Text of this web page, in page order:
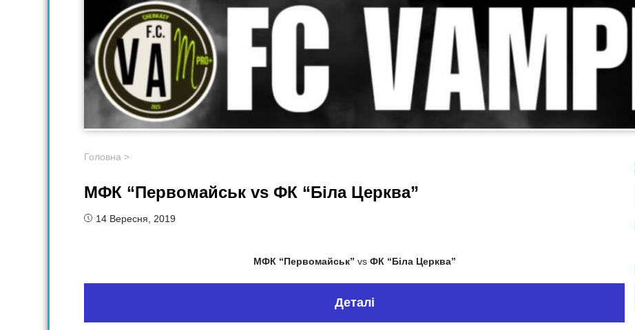
Головна >
МФК “Первомайськ vs ФК “Біла Церква”
14 Вересня, 2019
МФК “Первомайськ” vs ФК “Біла Церква”
Деталі